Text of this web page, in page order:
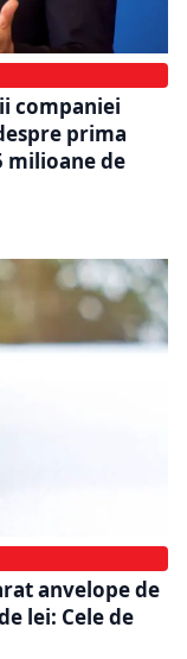
companiei
prima
milioane de
anvelope de
lei: Cele de